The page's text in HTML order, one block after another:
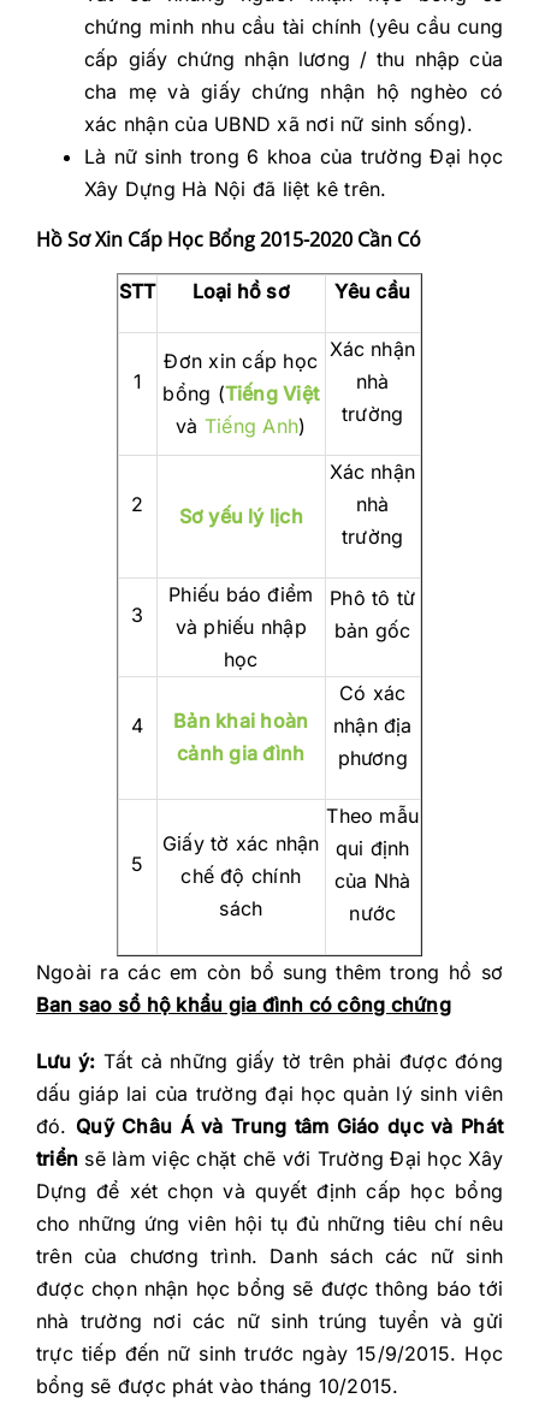
chứng minh nhu cầu tài chính (yêu cầu cung
cấp giấy chứng nhận lương / thu nhập của
cha mẹ và giấy chứng nhận hộ nghèo có
xác nhận của UBND xã nơi nữ sinh sống).
Là nữ sinh trong 6 khoa của trường Đại học
Xây Dựng Hà Nội đã liệt kê trên.
Hồ Sơ Xin Cấp Học Bổng 2015-2020 Cần Có
STT Loại hồ sơ Yêu cầu
1
Đơn xin cấp học
bổng (Tiếng Việt
và Tiếng Anh)
Xác nhận
nhà
trường
2 Sơ yếu lý lịch
Xác nhận
nhà
trường
3
Phiếu báo điểm
và phiếu nhập
học
Phô tô từ
bản gốc
4
Bản khai hoàn
cảnh gia đình
Có xác
nhận địa
phương
5
Giấy tờ xác nhận
chế độ chính
sách
Theo mẫu
qui định
của Nhà
nước
Ngoài ra các em còn bổ sung thêm trong hồ sơ
Ban sao sổ hộ khẩu gia đình có công chứng
Lưu ý: Tất cả những giấy tờ trên phải được đóng
dấu giáp lai của trường đại học quản lý sinh viên
đó. Quỹ Châu Á và Trung tâm Giáo dục và Phát
triển sẽ làm việc chặt chẽ với Trường Đại học Xây
Dựng để xét chọn và quyết định cấp học bổng
cho những ứng viên hội tụ đủ những tiêu chí nêu
trên của chương trình. Danh sách các nữ sinh
được chọn nhận học bổng sẽ được thông báo tới
nhà trường nơi các nữ sinh trúng tuyển và gửi
trực tiếp đến nữ sinh trước ngày 15/9/2015. Học
bổng sẽ được phát vào tháng 10/2015.